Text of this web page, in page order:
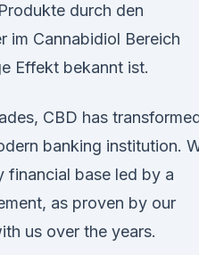
durch den
im Cannabidiol Bereich
Effekt bekannt ist.
CBD has
banking institution.
financial base led by a
as proven by our
us over the years.